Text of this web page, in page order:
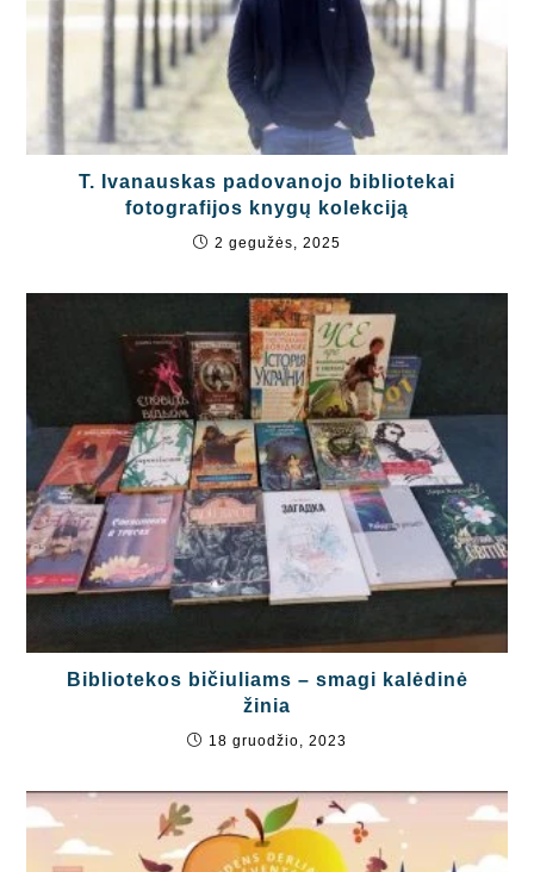
T. Ivanauskas padovanojo bibliotekai
fotografijos knygų kolekciją
2 gegužės, 2025
Bibliotekos bičiuliams – smagi kalėdinė
žinia
18 gruodžio, 2023